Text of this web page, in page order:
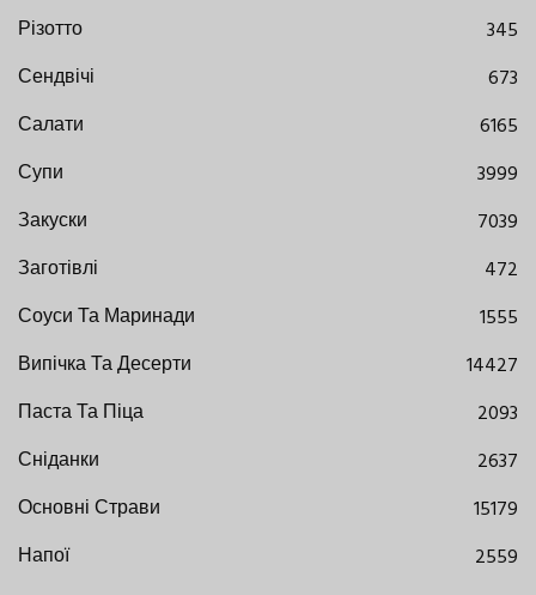
Різотто
345
Сендвічі
673
Салати
6165
Супи
3999
Закуски
7039
Заготівлі
472
Соуси Та Маринади
1555
Випічка Та Десерти
14427
Паста Та Піца
2093
Сніданки
2637
Основні Страви
15179
Напої
2559